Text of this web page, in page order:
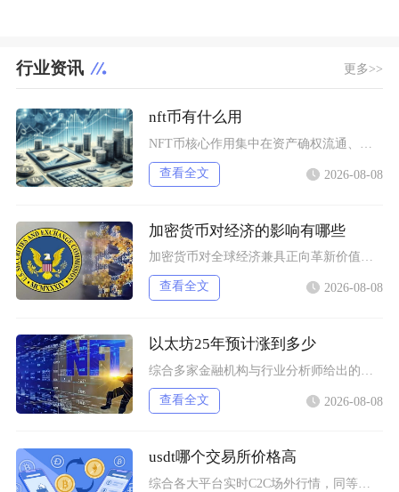
行业资讯 更多>>
nft币有什么用
查看全文 2026-08-08
加密货币对经济的影响有哪些
查看全文 2026-08-08
以太坊25年预计涨到多少
查看全文 2026-08-08
usdt哪个交易所价格高